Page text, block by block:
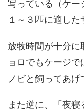
写っている（ケ
１～３匹に適した
放牧時間が十分に
ョロでもケージ
ノビと飼ってあげ
また逆に、「夜